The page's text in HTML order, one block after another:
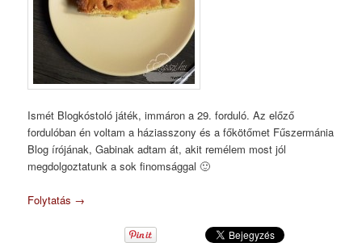
Ismét Blogkóstoló játék, immáron a 29. forduló. Az előző
fordulóban én voltam a háziasszony és a főkötőmet Fűszermánia
Blog írójának, Gabinak adtam át, akit remélem most jól
megdolgoztatunk a sok finomsággal 🙂
Folytatás →